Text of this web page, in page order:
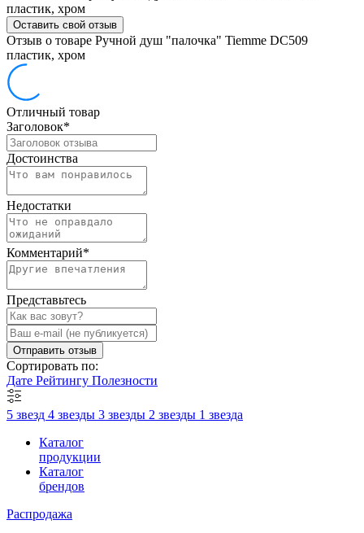
пластик, хром
Оставить свой отзыв
Отзыв о товаре Ручной душ "палочка" Tiemme DC509
пластик, хром
Отличный товар
Заголовок*
Достоинства
Недостатки
Комментарий*
Представьтесь
Отправить отзыв
Сортировать по:
Дате Рейтингу Полезности
5 звезд 4 звезды 3 звезды 2 звезды 1 звезда
Каталог
продукции
Каталог
брендов
Распродажа